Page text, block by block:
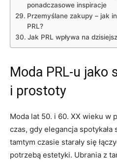
ponadczasowe inspiracje
Przemyślane zakupy – jak
PRL?
Jak PRL wpływa na
Moda PRL-u jako
i prostoty
Moda lat 50. i 60. XX wieku w
czas, gdy elegancja
tamtym czasie starały się
potrzebą estetyki. Ubrania z